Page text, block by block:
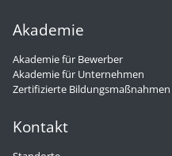
Akademie
Akademie für Bewerber
Akademie für Unternehmen
Zertifizierte Bildungsmaßnahmen
Kontakt